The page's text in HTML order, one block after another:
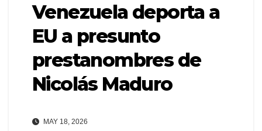
Venezuela deporta a
EU a presunto
prestanombres de
Nicolás Maduro
MAY 18, 2026